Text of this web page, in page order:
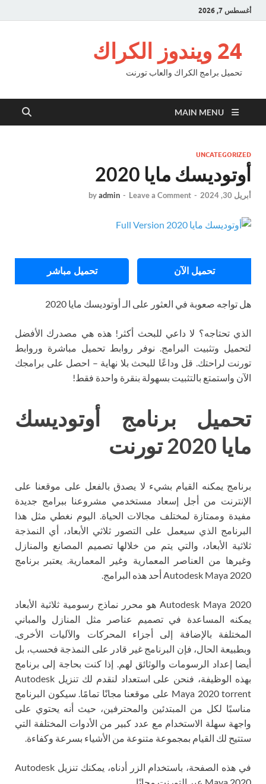
أغسطس 7, 2026
24 ويندوز الكراك
تحميل برامج الكراك والعاب تورنت
MAIN MENU
UNCATEGORIZED
أوتوديسك مايا 2020
أبريل 30, 2024 -
byadmin - Leave a Comment
تحميل الآن تحميل مباشر
هل تواجه صعوبة في العثور على الـ أوتوديسك مايا 2020
الذي تحتاجه؟ لا داعي للبحث أكثر! هذه هي مصدرك الأفضل
لتحميل وتثبيت البرامج. نوفر روابط تحميل مباشرة وروابط
تورنت لراحتك. قل وداعًا للبحث بلا نهاية – احصل على برامجك
الآن واستمتع بالتثبيت بسهولة بنقرة واحدة فقط!
تحميل برنامج أوتوديسك
مايا 2020 تورنت
برنامج يمكنه القيام بشيء لا يصدق بالفعل على موقعنا على
الإنترنت من أجل إسعاد مستخدمي مشروعنا ببرامج جديدة
مفيدة وممتازة لمختلف مجالات الحياة. اليوم نغطي مثل هذا
البرنامج الذي سيعمل على التصور ثلاثي الأبعاد، أي النمذجة
ثلاثية الأبعاد، والتي يتم من خلالها تصميم المصانع والمنازل
وغيرها من العناصر المعمارية وغير المعمارية. يعتبر برنامج
Autodesk Maya 2020 أحد هذه البرامج.
Autodesk Maya 2020 هو محرر نماذج رسومية ثلاثية الأبعاد
يمكنه المساعدة في تصميم عناصر مثل المنازل والمباني
المختلفة بالإضافة إلى أجزاء المحركات والآليات الأخرى.
وبطبيعة الحال، فإن البرنامج غير قادر على النمذجة فحسب، بل
أيضا إعداد الرسومات والوثائق لهم. إذا كنت بحاجة إلى برنامج
بهذه الوظيفة، فنحن على استعداد لنقدم لك تنزيل Autodesk
Maya 2020 torrent على موقعنا مجانًا تمامًا. سيكون البرنامج
مناسبًا لكل من المبتدئين والمحترفين، حيث أنه يحتوي على
واجهة سهلة الاستخدام مع عدد كبير من الأدوات المختلفة التي
ستتيح لك القيام بمجموعة متنوعة من الأشياء بسرعة وكفاءة.
في هذه الصفحة، باستخدام الزر أدناه، يمكنك تنزيل Autodesk